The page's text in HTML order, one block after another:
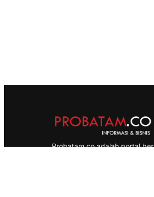
Probatam.co adalah portal